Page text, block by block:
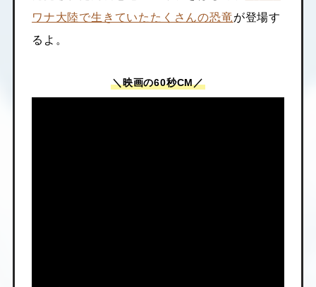
ワナ大陸で生きていたたくさんの恐竜が登場す
るよ。
＼映画の60秒CM／